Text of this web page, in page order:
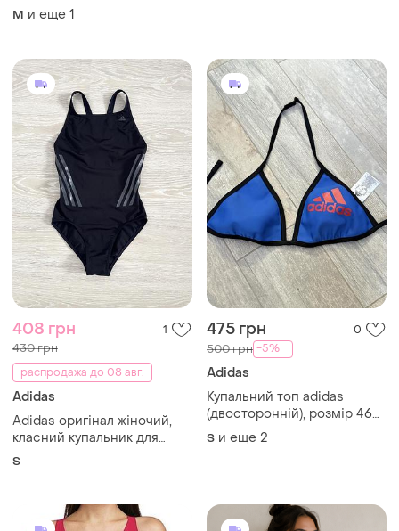
M и еще 1
408 грн 1
430 грн
распродажа до 08 авг.
Adidas
Adidas оригінал жіночий,
класний купальник для
басейну
S
475 грн 0
500 грн -5%
Adidas
Купальний топ adidas
(двосторонній), розмір 46
(eu)
S и еще 2